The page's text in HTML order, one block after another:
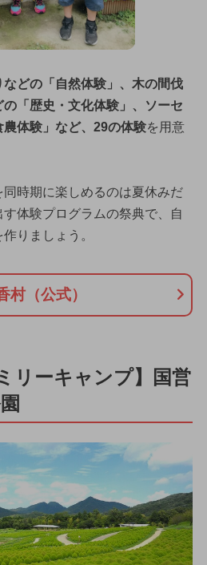
どの「自然体験」、木の間伐
「歴史・文化体験」、ソーセ
体験」など、29の体験を用意
時期に楽しめるのは夏休みだ
体験プログラムの祭典で、自
りましょう。
村（公式）
リーキャンプ】国営